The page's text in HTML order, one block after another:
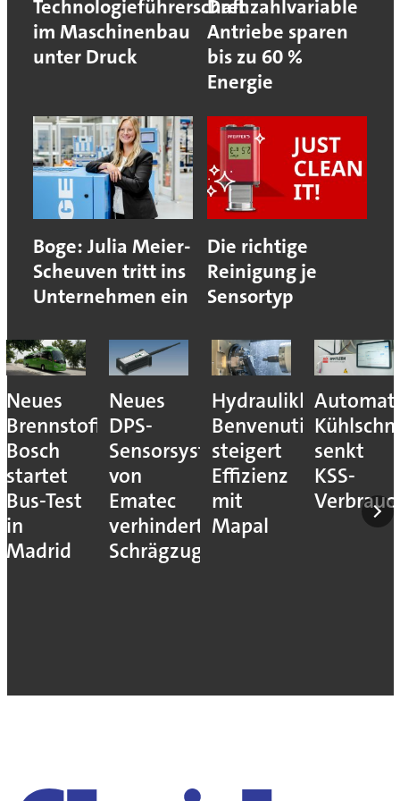
Technologieführerschaft
im Maschinenbau
unter Druck
Drehzahlvariable
Antriebe sparen
bis zu 60 %
Energie
Boge: Julia Meier-
Scheuven tritt ins
Unternehmen ein
Die richtige
Reinigung je
Sensortyp
Neues
Brennstoffzellensystem:
Bosch
startet
Bus-Test
in
Madrid
Neues
DPS-
Sensorsystem
von
Ematec
verhindert
Schrägzug
Hydraulikhersteller
Benvenuti
steigert
Effizienz
mit
Mapal
senkt
KSS-